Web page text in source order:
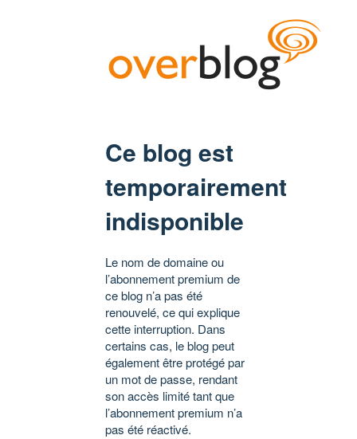
Ce blog est
temporairement
indisponible
Le nom de domaine ou
l’abonnement premium de
ce blog n’a pas été
renouvelé, ce qui explique
cette interruption. Dans
certains cas, le blog peut
également être protégé par
un mot de passe, rendant
son accès limité tant que
l’abonnement premium n’a
pas été réactivé.